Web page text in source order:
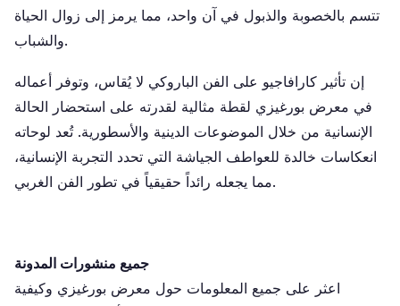
تتسم بالخصوبة والذبول في آن واحد، مما يرمز إلى زوال الحياة
والشباب.
إن تأثير كارافاجيو على الفن الباروكي لا يُقاس، وتوفر أعماله
في معرض بورغيزي لقطة مثالية لقدرته على استحضار الحالة
الإنسانية من خلال الموضوعات الدينية والأسطورية. تُعد لوحاته
انعكاسات خالدة للعواطف الجياشة التي تحدد التجربة الإنسانية،
مما يجعله رائداً حقيقياً في تطور الفن الغربي.
جميع منشورات المدونة
اعثر على جميع المعلومات حول معرض بورغيزي وكيفية